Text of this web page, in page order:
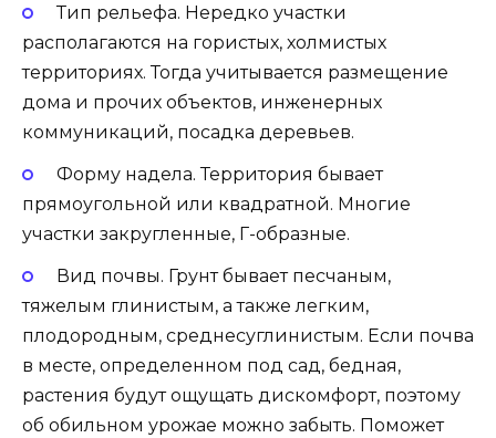
Тип рельефа. Нередко участки
располагаются на гористых, холмистых
территориях. Тогда учитывается размещение
дома и прочих объектов, инженерных
коммуникаций, посадка деревьев.
Форму надела. Территория бывает
прямоугольной или квадратной. Многие
участки закругленные, Г-образные.
Вид почвы. Грунт бывает песчаным,
тяжелым глинистым, а также легким,
плодородным, среднесуглинистым. Если почва
в месте, определенном под сад, бедная,
растения будут ощущать дискомфорт, поэтому
об обильном урожае можно забыть. Поможет